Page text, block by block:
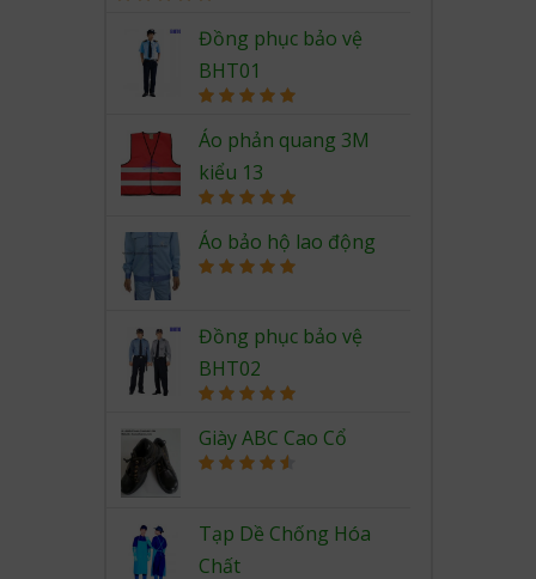
out of 5
Đồng phục bảo vệ
BHT01
out of 5
Áo phản quang 3M
kiểu 13
out of 5
Áo bảo hộ lao động
Đồng phục bảo vệ
BHT02
out of 5
Giày ABC Cao Cổ
Tạp Dề Chống Hóa
Chất